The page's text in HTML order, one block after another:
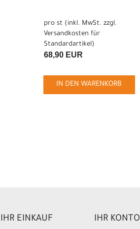
pro st (inkl. MwSt. zzgl.
Versandkosten für
Standardartikel)
68,90 EUR
IN DEN WARENKORB
IHR EINKAUF IHR KONTO